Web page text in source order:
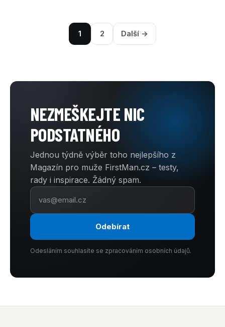
1 2 Další →
NEZMEŠKEJTE NIC
PODSTATNÉHO
Jednou týdně výběr toho nejlepšího z
Magazín pro muže FirstMan.cz – testy,
rady i inspirace. Žádný spam.
Odebírat
Odesláním souhlasíte se zpracováním osobních údajů.